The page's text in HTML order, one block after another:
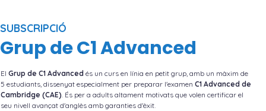
SUBSCRIPCIÓ
Grup de C1 Advanced
El Grup de C1 Advanced és un curs en línia en petit grup, amb un màxim de
5 estudiants, dissenyat especialment per preparar l'examen C1 Advanced de
Cambridge (CAE). És per a adults altament motivats que volen certificar el
seu nivell avançat d'anglès amb garanties d'èxit.